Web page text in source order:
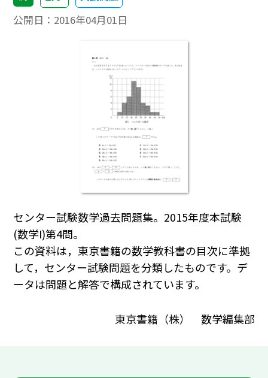
公開日： 2016年04月01日
センター試験数学過去問題集。2015年度本試験
(数学I)第4問。
この資料は，東京書籍の数学教科書の目次に準拠
して，センター試験問題を分類したものです。デ
ータは問題と解答で構成されています。
東京書籍（株） 数学編集部